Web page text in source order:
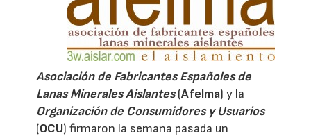
Asociación de Fabricantes Españoles de
Lanas Minerales Aislantes(Afelma) y la
Organización de Consumidores y Usuarios
(OCU) firmaron la semana pasada un